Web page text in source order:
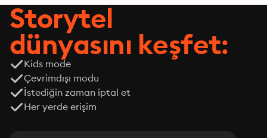
Storytel
dünyasını keşfet:
Kids mode
Çevrimdışı modu
İstediğin zaman iptal et
Her yerde erişim